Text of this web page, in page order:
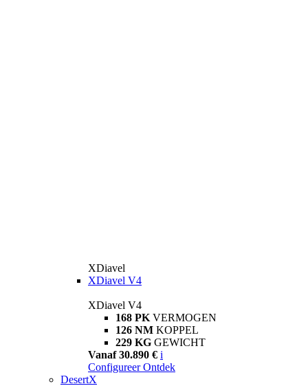
XDiavel
XDiavel V4
XDiavel V4
168 PK VERMOGEN
126 NM KOPPEL
229 KG GEWICHT
Vanaf 30.890 € i
Configureer Ontdek
DesertX